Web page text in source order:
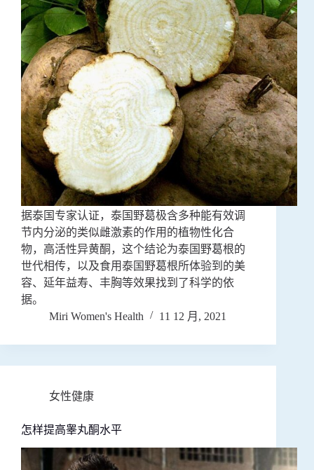
据泰国专家认证，泰国野葛极含多种能有效调
节内分泌的类似雌激素的作用的植物性化合
物，高活性异黄酮，这个结论为泰国野葛根的
世代相传，以及食用泰国野葛根所体验到的美
容、延年益寿、丰胸等效果找到了科学的依
据。
Miri Women's Health
11 12 月, 2021
女性健康
怎样提高睾丸酮水平